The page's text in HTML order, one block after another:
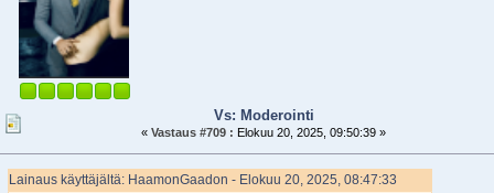
Vs: Moderointi
«Vastaus #709 : Elokuu 20, 2025, 09:50:39 »
Lainaus käyttäjältä: HaamonGaadon - Elokuu 20, 2025, 08:47:33